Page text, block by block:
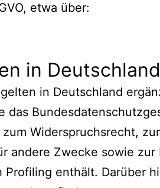
etwa über:
in Deutschland
in Deutschland
Widerspruchsrecht,
andere Zwecke sowie
enthält. Darüber